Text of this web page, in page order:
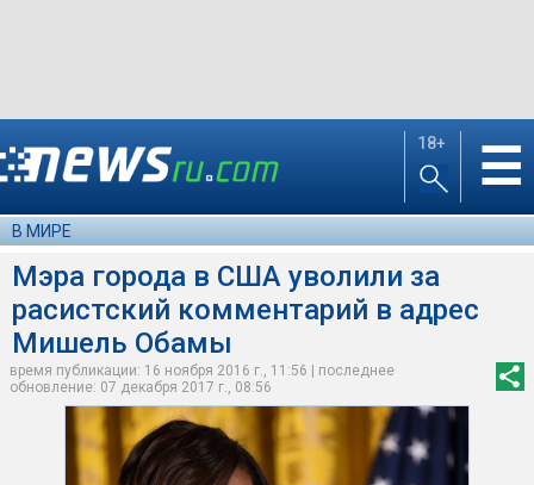
18+ ☰
В МИРЕ
Мэра города в США уволили за
расистский комментарий в адрес
Мишель Обамы
время публикации: 16 ноября 2016 г., 11:56 | последнее
обновление: 07 декабря 2017 г., 08:56